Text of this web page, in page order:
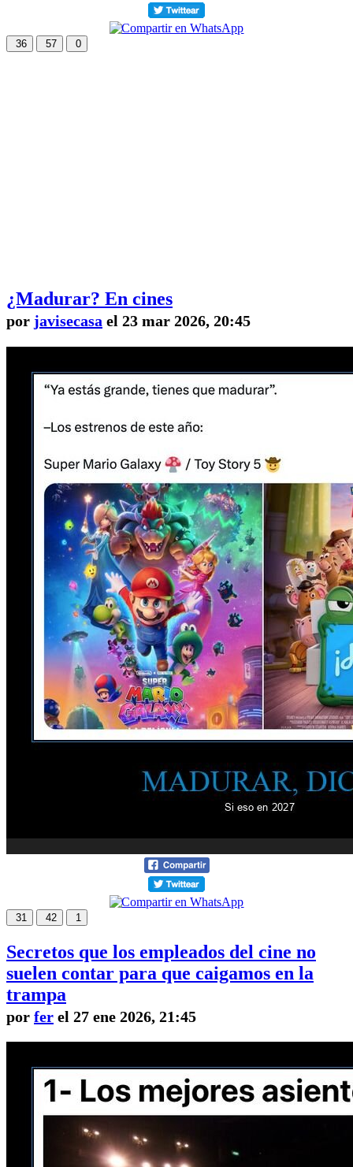
36 57 0
¿Madurar? En cines
por javisecasa el 23 mar 2026, 20:45
31 42 1
Secretos que los empleados del cine no
suelen contar para que caigamos en la
trampa
por fer el 27 ene 2026, 21:45